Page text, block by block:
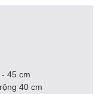
45 cm
40 cm